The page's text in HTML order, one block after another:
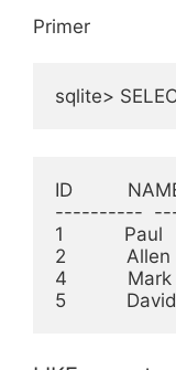
Primer
sqlite>
ID
----------
1           Paul
2
4
5